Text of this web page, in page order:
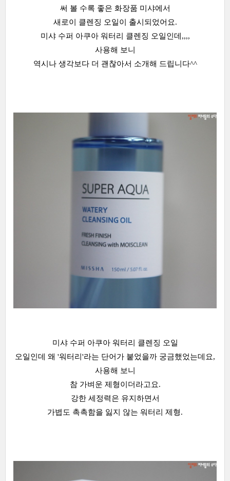
써 볼 수록 좋은 화장품 미샤에서
새로이 클렌징 오일이 출시되었어요.
미샤 수퍼 아쿠아 워터리 클렌징 오일인데,,,,
사용해 보니
역시나 생각보다 더 괜찮아서 소개해 드립니다^^
미샤 수퍼 아쿠아 워터리 클렌징 오일
오일인데 왜 '워터리'라는 단어가 붙었을까 궁금했었는데요,
사용해 보니
참 가벼운 제형이더라고요.
강한 세정력은 유지하면서
가볍도 촉촉함을 잃지 않는 워터리 제형.